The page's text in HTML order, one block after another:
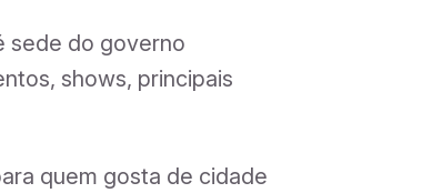
sede do governo
shows, principais
quem gosta de cidade